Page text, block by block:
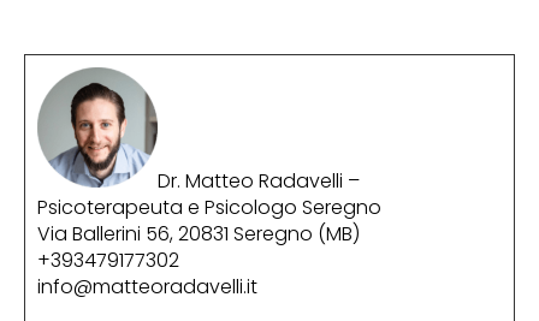
Dr. Matteo Radavelli –
Psicoterapeuta e Psicologo Seregno
Via Ballerini 56, 20831 Seregno (MB)
+393479177302
info@matteoradavelli.it